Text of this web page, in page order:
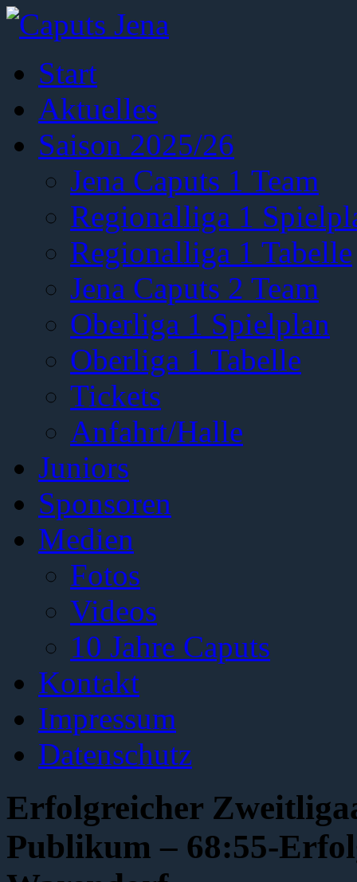
Start
Aktuelles
Saison 2025/26
Jena Caputs 1 Team
Regionalliga 1
Regionalliga 1 Tabelle
Jena Caputs 2 Team
Oberliga 1 Spielplan
Oberliga 1 Tabelle
Tickets
Anfahrt/Halle
Juniors
Sponsoren
Medien
Fotos
Videos
10 Jahre Caputs
Kontakt
Impressum
Datenschutz
Erfolgreicher
Publikum – 68:55-